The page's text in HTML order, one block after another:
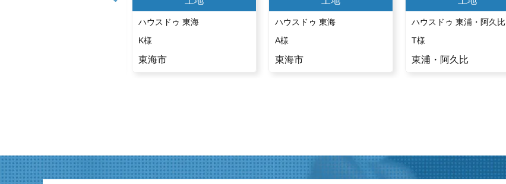
ハウスドゥ 東海
K様
東海市
ハウスドゥ 東海
A様
東海市
ハウスドゥ 東浦・阿久比
T様
東浦・阿久比